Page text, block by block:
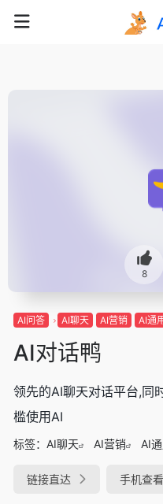
8
AI问答 AI聊天 AI营销 AI通
AI对话鸭
领先的AI聊天对话平台,同
槛使用AI
标签： AI聊天 AI营销 AI
链接直达 手机查看